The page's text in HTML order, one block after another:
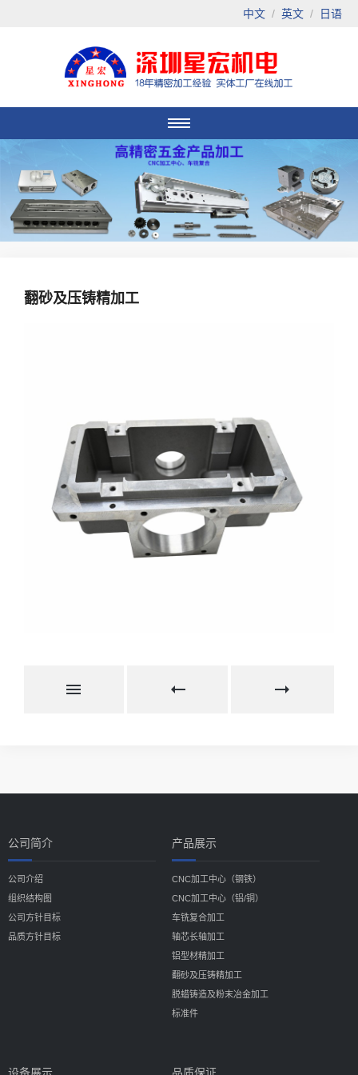
中文 / 英文 / 日语
翻砂及压铸精加工
公司简介
公司介绍
组织结构图
公司方针目标
品质方针目标
产品展示
CNC加工中心（钢铁）
CNC加工中心（铝/铜）
车铣复合加工
轴芯长轴加工
铝型材精加工
翻砂及压铸精加工
脱蜡铸造及粉末冶金加工
标准件